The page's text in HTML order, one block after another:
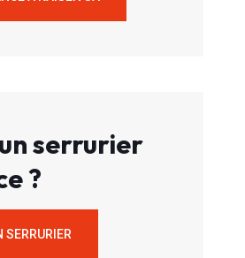
serrurier
?
SERRURIER